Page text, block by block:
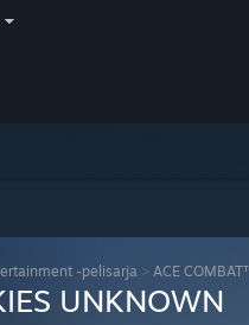
-pelisarja > ACE
UNKNOWN